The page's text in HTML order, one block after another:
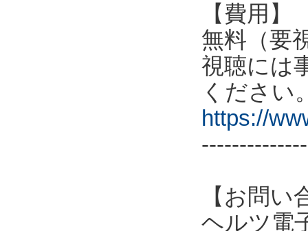
【費用】
無料（要
視聴には
ください
https://
【お問い
ヘルツ電